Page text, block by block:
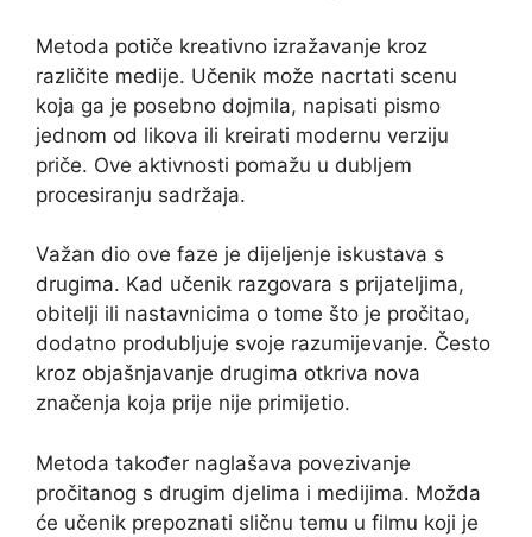
Metoda potiče kreativno izražavanje kroz
različite medije. Učenik može nacrtati scenu
koja ga je posebno dojmila, napisati pismo
jednom od likova ili kreirati modernu verziju
priče. Ove aktivnosti pomažu u dubljem
procesiranju sadržaja.
Važan dio ove faze je dijeljenje iskustava s
drugima. Kad učenik razgovara s prijateljima,
obitelji ili nastavnicima o tome što je pročitao,
dodatno produbljuje svoje razumijevanje. Često
kroz objašnjavanje drugima otkriva nova
značenja koja prije nije primijetio.
Metoda također naglašava povezivanje
pročitanog s drugim djelima i medijima. Možda
će učenik prepoznati sličnu temu u filmu koji je